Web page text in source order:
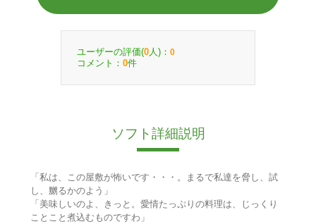
ユーザーの評価(0 人)： 0
コメント： 0件
ソフト詳細説明
「私は、この屋敷が怖いです・・・。まるで私達を脅し、試
し、嬲るかのよう」
「美味しいのよ、きっと。愛情たっぷりの料理は、じっくり
ことこと煮込むものですわ」